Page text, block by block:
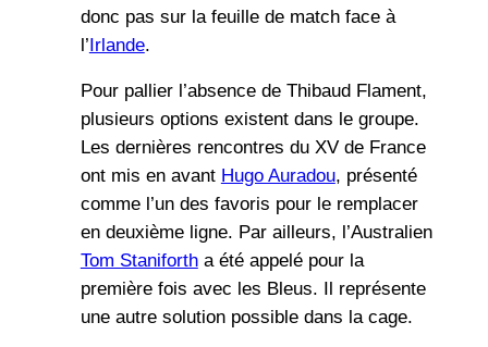
donc pas sur la feuille de match face à
l’Irlande.
Pour pallier l’absence de Thibaud Flament,
plusieurs options existent dans le groupe.
Les dernières rencontres du XV de France
ont mis en avant Hugo Auradou, présenté
comme l’un des favoris pour le remplacer
en deuxième ligne. Par ailleurs, l’Australien
Tom Stanifortha été appelé pour la
première fois avec les Bleus. Il représente
une autre solution possible dans la cage.